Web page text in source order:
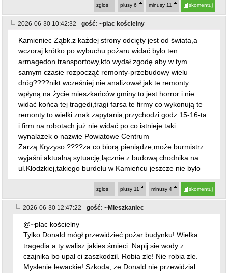
skomentuj
minusy 11
plusy 6
zgłoś
2026-06-30 10:42:32 gość: ~plac kościelny
Kamieniec Ząbk.z każdej strony odcięty jest od świata,a
wczoraj krótko po wybuchu pożaru widać było ten
armagedon transportowy,kto wydał zgodę aby w tym
samym czasie rozpocząć remonty-przebudowy wielu
dróg????nikt wcześniej nie analizował jak te remonty
wpłyną na życie mieszkańców gminy to jest horror i nie
widać końca tej tragedi,tragi farsa te firmy co wykonują te
remonty to wielki znak zapytania,przychodzi godz.15-16-ta
i firm na robotach już nie widać po co istnieje taki
wynalazek o nazwie Powiatowe Centrum
Zarzą.Kryzyso.????za co biorą pieniądze,może burmistrz
wyjaśni aktualną sytuację,łącznie z budową chodnika na
ul.Kłodzkiej,takiego burdelu w Kamieńcu jeszcze nie było
skomentuj
minusy 4
plusy 11
zgłoś
2026-06-30 12:47:22 gość: ~Mieszkaniec
@~plac kościelny
Tylko Donald mógł przewidzieć pożar budynku! Wielka
tragedia a ty walisz jakies śmieci. Napij sie wody z
czajnika bo upał ci zaszkodzil. Robia zle! Nie robia zle.
Myslenie lewackie! Szkoda, ze Donald nie przewidzial